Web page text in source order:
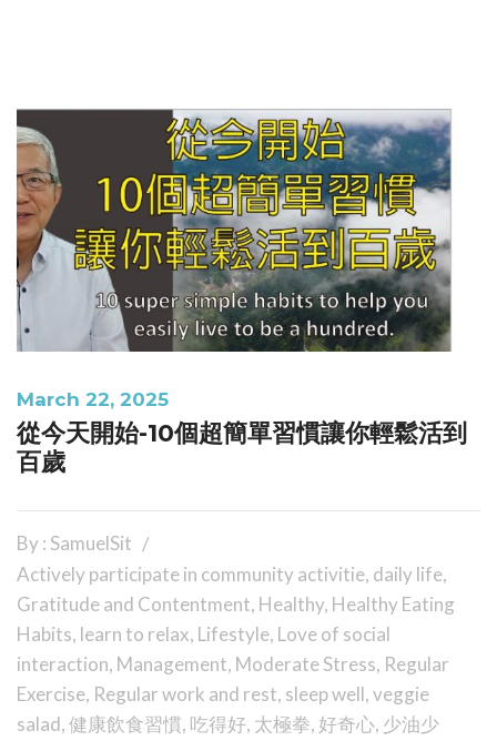
March 22, 2025
從今天開始-10個超簡單習慣讓你輕鬆活到
百歲
By : SamuelSit
Actively participate in community activitie, daily life,
Gratitude and Contentment, Healthy, Healthy Eating
Habits, learn to relax, Lifestyle, Love of social
interaction, Management, Moderate Stress, Regular
Exercise, Regular work and rest, sleep well,veggie
salad,健康飲食習慣, 吃得好, 太極拳, 好奇心, 少油少